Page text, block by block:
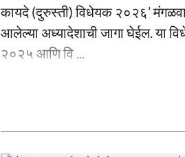
कायदे (दुरुस्ती) विधेयक २०२६’
आलेल्या अध्यादेशाची जागा घेईल. या
२०२५ आणि वि ...